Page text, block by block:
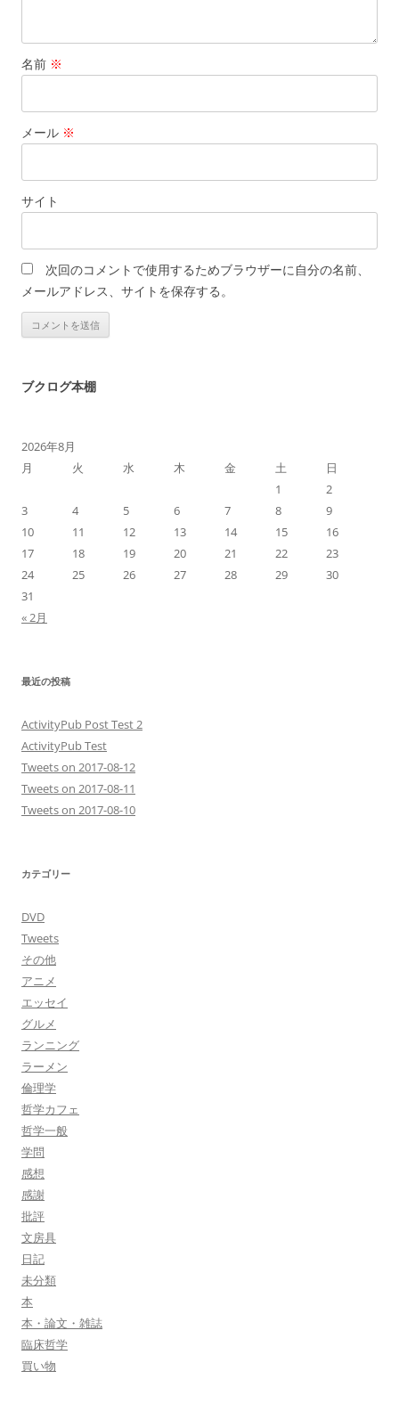
名前 ※
メール ※
サイト
次回のコメントで使用するためブラウザーに自分の名前、
メールアドレス、サイトを保存する。
ブクログ本棚
2026年8月
月
火 水 木 金 土
日
1
2
3
4 5 6 7 8
9
10
11 12 13 14 15
16
17
18 19 20 21 22
23
24
25 26 27 28 29
30
31
« 2月
最近の投稿
ActivityPub Post Test 2
ActivityPub Test
Tweets on 2017-08-12
Tweets on 2017-08-11
Tweets on 2017-08-10
カテゴリー
DVD
Tweets
その他
アニメ
エッセイ
グルメ
ランニング
ラーメン
倫理学
哲学カフェ
哲学一般
学問
感想
感謝
批評
文房具
日記
未分類
本
本・論文・雑誌
臨床哲学
買い物